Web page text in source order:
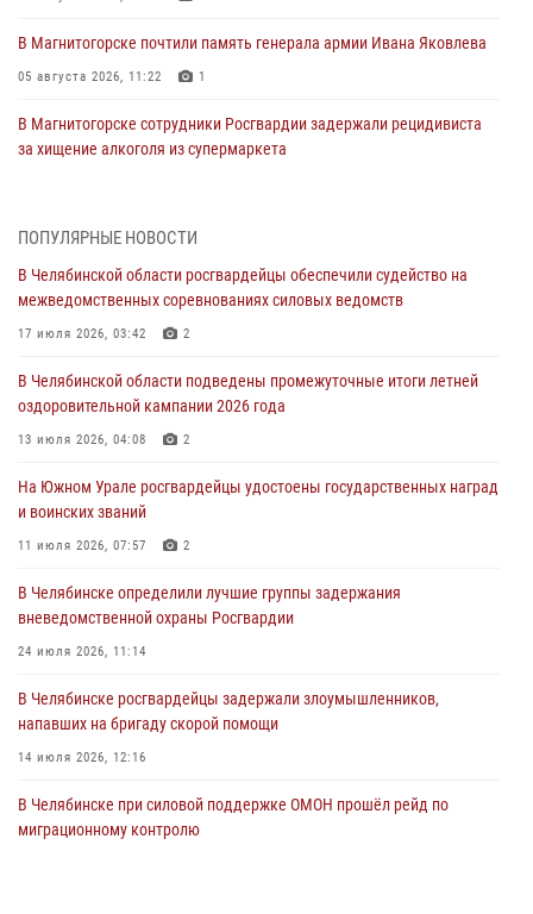
В Магнитогорске почтили память генерала армии Ивана Яковлева
05 августа 2026, 11:22 1
В Магнитогорске сотрудники Росгвардии задержали рецидивиста
за хищение алкоголя из супермаркета
На Южном Урале спецназ Росгвардии провел военно-полевые
Росгвардейцы задержали трёх магазинных воров в Челябинске
На Южном Урале сотрудники Росгвардии задержали
подозреваемого в совершении убийства
В Челябинской области росгвардейцами по горячим следам
задержан подозреваемый в грабеже
ПОПУЛЯРНЫЕ НОВОСТИ
В Челябинской области росгвардейцы обеспечили судейство на
межведомственных соревнованиях силовых ведомств
17 июля 2026, 03:42 2
В Челябинской области подведены промежуточные итоги летней
оздоровительной кампании 2026 года
13 июля 2026, 04:08 2
На Южном Урале росгвардейцы удостоены государственных наград
и воинских званий
11 июля 2026, 07:57 2
В Челябинске определили лучшие группы задержания
вневедомственной охраны Росгвардии
24 июля 2026, 11:14
В Челябинске росгвардейцы задержали злоумышленников,
напавших на бригаду скорой помощи
14 июля 2026, 12:16
В Челябинске при силовой поддержке ОМОН прошёл рейд по
миграционному контролю